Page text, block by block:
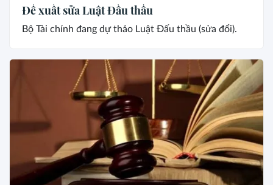
Đề xuất sửa Luật Đấu thầu
Bộ Tài chính đang dự thảo Luật Đấu thầu (sửa đổi).